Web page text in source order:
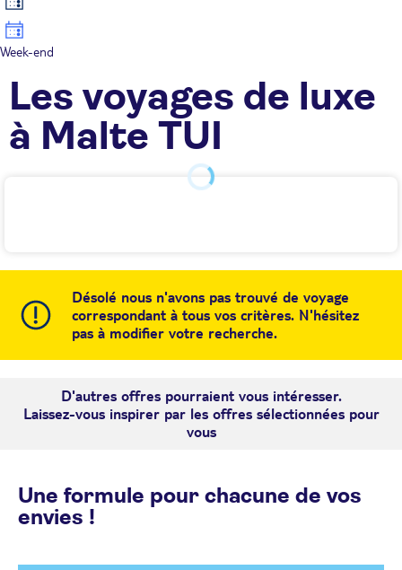
Week-end
Les voyages de luxe
à Malte TUI
Désolé nous n'avons pas trouvé de voyage
correspondant à tous vos critères. N'hésitez
pas à modifier votre recherche.
D'autres offres pourraient vous intéresser.
Laissez-vous inspirer par les offres sélectionnées pour
vous
Une formule pour chacune de vos
envies !